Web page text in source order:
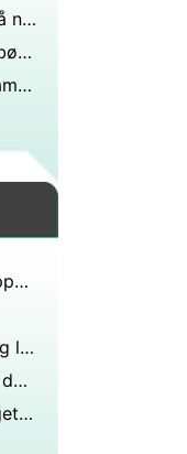
Må du starte hele kampanjen på nytt hvis den er skadet av spesielle infiserte eller kan kapittelet og fortsatt ikke få noe prestasjon i left 4 dead?
Hvilket av følgende materialer bør ikke brukes til å feste en skinne A Snor B ABU-belte C Pistol D Strips-duk?
Er det trygt å bruke uåpnede tamponger fra år tilbake?
Hvilken skade vil skje med kroppen din hvis du skiller ut avfall i 3 dager?
Hvorfor bruker folk tilbake i dag lekkasje for medisin?
Hvor mye vann bør drikkes om dagen?
Hva kan skje hvis gummibelegget på en strømledning er skadet?